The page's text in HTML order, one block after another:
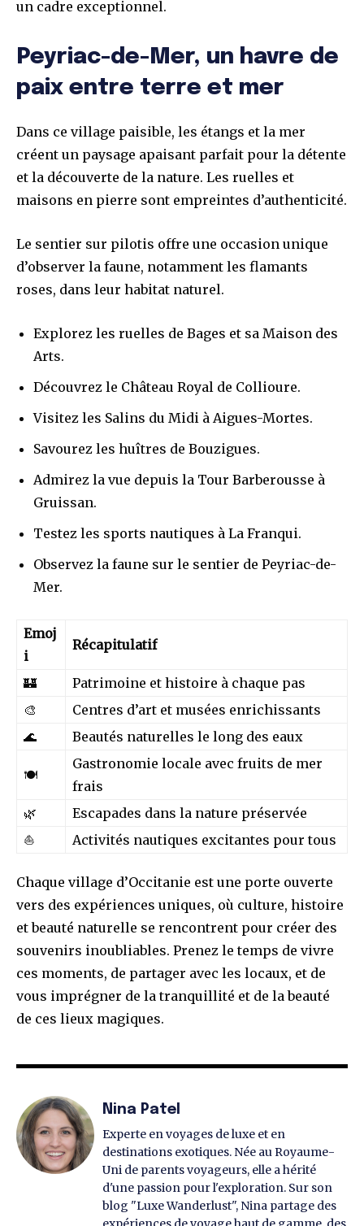
un cadre exceptionnel.
Peyriac-de-Mer, un havre de
paix entre terre et mer
Dans ce village paisible, les étangs et la mer
créent un paysage apaisant parfait pour la détente
et la découverte de la nature. Les ruelles et
maisons en pierre sont empreintes d’authenticité.
Le sentier sur pilotis offre une occasion unique
d’observer la faune, notamment les flamants
roses, dans leur habitat naturel.
Explorez les ruelles de Bages et sa Maison des
Arts.
Découvrez le Château Royal de Collioure.
Visitez les Salins du Midi à Aigues-Mortes.
Savourez les huîtres de Bouzigues.
Admirez la vue depuis la Tour Barberousse à
Gruissan.
Testez les sports nautiques à La Franqui.
Observez la faune sur le sentier de Peyriac-de-
Mer.
Emoj
i
Récapitulatif
🏰
Patrimoine et histoire à chaque pas
🎨
Centres d’art et musées enrichissants
🌊
Beautés naturelles le long des eaux
🍽️
Gastronomie locale avec fruits de mer
frais
🌿
Escapades dans la nature préservée
⛵
Activités nautiques excitantes pour tous
Chaque village d’Occitanie est une porte ouverte
vers des expériences uniques, où culture, histoire
et beauté naturelle se rencontrent pour créer des
souvenirs inoubliables. Prenez le temps de vivre
ces moments, de partager avec les locaux, et de
vous imprégner de la tranquillité et de la beauté
de ces lieux magiques.
Nina Patel
Experte en voyages de luxe et en
destinations exotiques. Née au Royaume-
Uni de parents voyageurs, elle a hérité
d'une passion pour l'exploration. Sur son
blog "Luxe Wanderlust", Nina partage des